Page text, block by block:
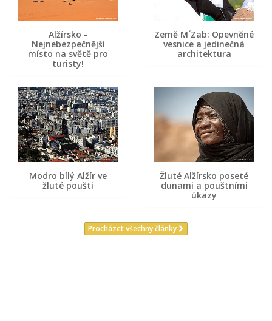
Alžírsko -
Nejnebezpečnější
místo na světě pro
turisty!
Země M´Zab: Opevněné
vesnice a jedinečná
architektura
Modro bílý Alžír ve
žluté poušti
Žluté Alžírsko poseté
dunami a pouštními
úkazy
Procházet všechny články